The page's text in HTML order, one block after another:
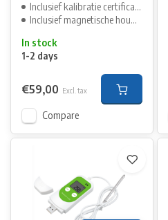
Inclusief kalibratie certificaat
Inclusief magnetische houder
In stock
1-2 days
€59,00 Excl. tax
Compare